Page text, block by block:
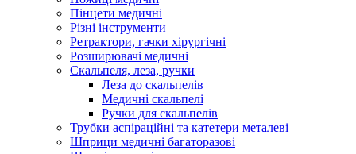
Пінцети медичні
Різні інструменти
Ретрактори, гачки хірургічні
Розширювачі медичні
Скальпеля, леза, ручки
Леза до скальпелів
Медичні скальпелі
Ручки для скальпелів
Трубки аспіраційні та катетери металеві
Шприци медичні багаторазові